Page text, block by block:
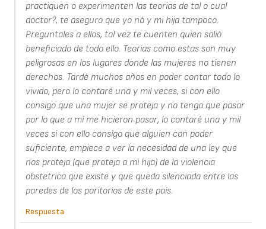
practiquen o experimenten las teorias de tal o cual
doctor?, te aseguro que yo nó y mi hija tampoco.
Preguntales a ellos, tal vez te cuenten quien salió
beneficiado de todo ello. Teorias como estas son muy
peligrosas en los lugares donde las mujeres no tienen
derechos. Tardé muchos años en poder contar todo lo
vivido, pero lo contaré una y mil veces, si con ello
consigo que una mujer se proteja y no tenga que pasar
por lo que a mí me hicieron pasar, lo contaré una y mil
veces si con ello consigo que alguien con poder
suficiente, empiece a ver la necesidad de una ley que
nos proteja (que proteja a mi hija) de la violencia
obstetrica que existe y que queda silenciada entre las
paredes de los paritorios de este país.
Respuesta